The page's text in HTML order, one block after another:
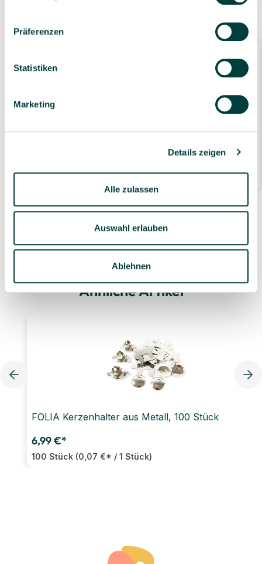
Präferenzen
Statistiken
Marketing
Details zeigen
Alle zulassen
Auswahl erlauben
Ablehnen
Ähnliche Artikel
FOLIA Kerzenhalter aus Metall, 100 Stück
6,99 €*
100 Stück (0,07 €* / 1 Stück)